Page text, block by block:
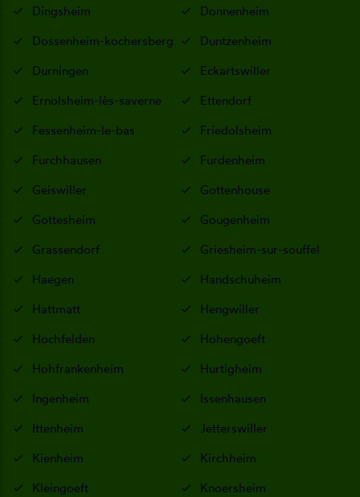
Dingsheim
Donnenheim
Dossenheim-kochersberg
Duntzenheim
Durningen
Eckartswiller
Ernolsheim-lès-saverne
Ettendorf
Fessenheim-le-bas
Friedolsheim
Furchhausen
Furdenheim
Geiswiller
Gottenhouse
Gottesheim
Gougenheim
Grassendorf
Griesheim-sur-souffel
Haegen
Handschuheim
Hattmatt
Hengwiller
Hochfelden
Hohengoeft
Hohfrankenheim
Hurtigheim
Ingenheim
Issenhausen
Ittenheim
Jetterswiller
Kienheim
Kirchheim
Kleingoeft
Knoersheim